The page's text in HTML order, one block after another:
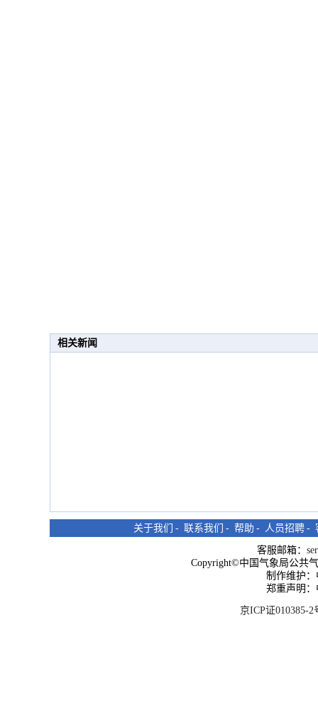
相关新闻
关于我们 - 联系我们 - 帮助 - 人员招聘 -
客服邮箱：
Copyright©中国气象局公共
制作维护
郑重声明
京ICP证010385-2